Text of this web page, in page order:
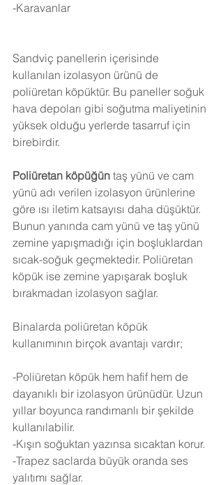
-Karavanlar
Sandviç panellerin içerisinde
kullanılan izolasyon ürünü de
poliüretan köpüktür. Bu paneller soğuk
hava depoları gibi soğutma maliyetinin
yüksek olduğu yerlerde tasarruf için
birebirdir.
Poliüretan köpüğün taş yünü ve cam
yünü adı verilen izolasyon ürünlerine
göre ısı iletim katsayısı daha düşüktür.
Bunun yanında cam yünü ve taş yünü
zemine yapışmadığı için boşluklardan
sıcak-soğuk geçmektedir. Poliüretan
köpük ise zemine yapışarak boşluk
bırakmadan izolasyon sağlar.
Binalarda poliüretan köpük
kullanımının birçok avantajı vardır;
-Poliüretan köpük hem hafif hem de
dayanıklı bir izolasyon ürünüdür. Uzun
yıllar boyunca randımanlı bir şekilde
kullanılabilir.
-Kışın soğuktan yazınsa sıcaktan korur.
-Trapez saclarda büyük oranda ses
yalıtımı sağlar.